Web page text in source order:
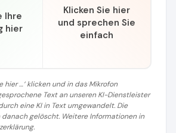
Ihre
hier
Klicken Sie hier
und sprechen Sie
einfach
hier …‘ klicken und in das Mikrofon
Text an unseren KI-Dienstleister
eine KI in Text umgewandelt. Die
gelöscht. Weitere Informationen in